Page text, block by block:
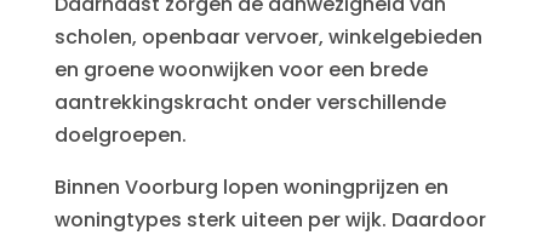
scholen, openbaar vervoer, winkelgebieden
en groene woonwijken voor een brede
aantrekkingskracht onder verschillende
doelgroepen.
Binnen Voorburg lopen woningprijzen en
woningtypes sterk uiteen per wijk. Daardoor